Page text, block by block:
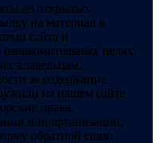
из открытых
на материал в
сайта и
целях.
владельцам.
за содержание
на нашем сайте
права,
или организации,
обратной связи.